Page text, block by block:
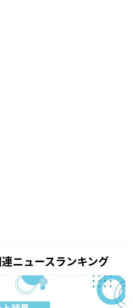
ニュースランキング